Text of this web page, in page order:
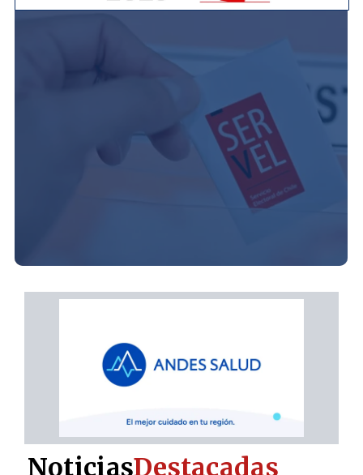
NoticiasDestacadas